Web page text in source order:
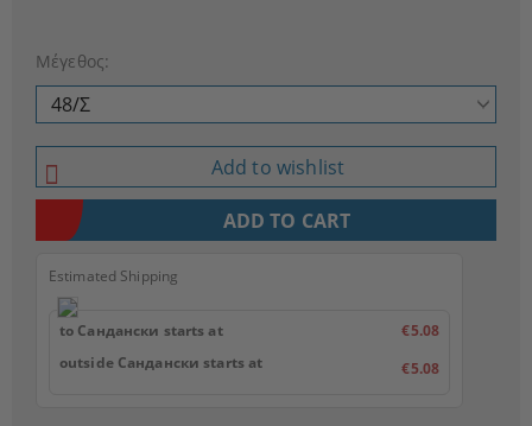
Μέγεθος:
Add to wishlist
Estimated Shipping
to Сандански starts at
€5.08
outside Сандански starts at
€5.08